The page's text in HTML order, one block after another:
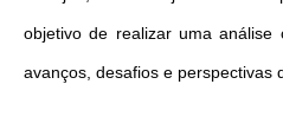
objetivo de realizar uma
avanços, desafios e perspectivas